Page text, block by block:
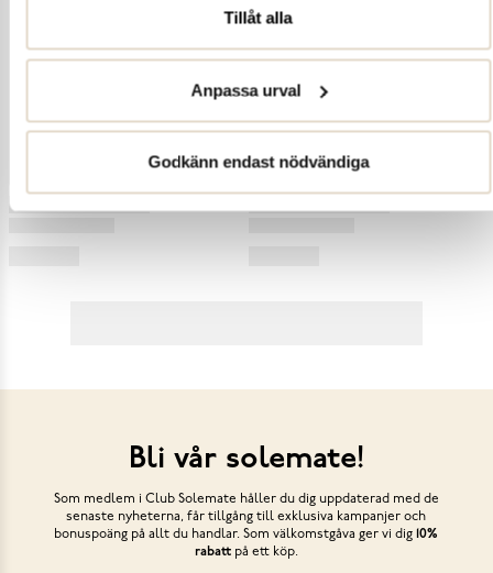
Tillåt alla
Anpassa urval
Godkänn endast nödvändiga
Bli vår solemate!
Som medlem i Club Solemate håller du dig uppdaterad med de
senaste nyheterna, får tillgång till exklusiva kampanjer och
bonuspoäng på allt du handlar. Som välkomstgåva ger vi dig 10%
rabattpå ett köp.